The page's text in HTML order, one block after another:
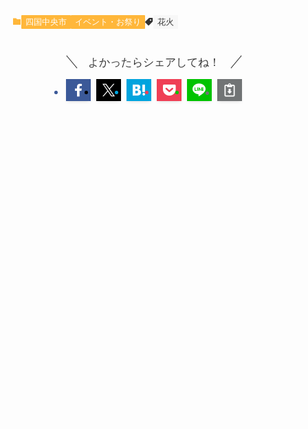
四国中央市 イベント・お祭り 花火
よかったらシェアしてね！